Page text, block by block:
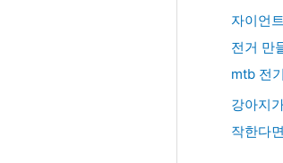
자이언
전거 만
mtb 전
강아지
작한다